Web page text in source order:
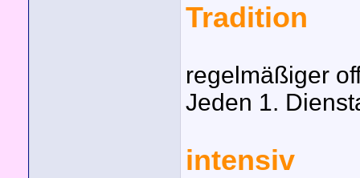
Tradition
regelmäßiger
Jeden 1.
intensiv